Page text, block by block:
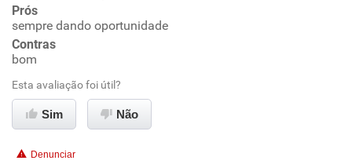
Ambiente de trabalho
Benefícios
Recomenda esta empresa
Prós
sempre dando oportunidade
Contras
bom
Esta avaliação foi útil?
Sim Não
Denunciar